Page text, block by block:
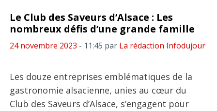
Le Club des Saveurs d’Alsace : Les
nombreux défis d’une grande famille
24 novembre 2023 - 11:45 par La rédaction Infodujour
Les douze entreprises emblématiques de la
gastronomie alsacienne, unies au cœur du
Club des Saveurs d’Alsace, s’engagent pour